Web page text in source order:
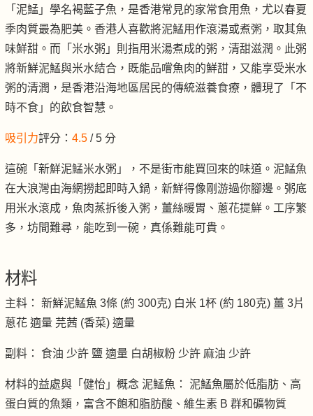
「泥鯭」學名褐藍子魚，是香港常見的家常食用魚，尤以春夏
季肉質最為肥美。香港人喜歡將泥鯭用作滾湯或煮粥，取其魚
味鮮甜。而「米水粥」則指用米湯煮成的粥，清甜滋潤。此粥
將新鮮泥鯭與米水結合，既能品嚐魚肉的鮮甜，又能享受米水
粥的清潤，是香港沿海地區居民的傳統滋養食療，體現了「不
時不食」的飲食智慧。
吸引力評分： 4.5 / 5 分
這碗「新鮮泥鯭米水粥」，不是街市能買回來的味道。泥鯭魚
在大浪灣由海網撈起即時入鍋，新鮮得像剛游過你腳邊。粥底
用米水滾成，魚肉蒸拆後入粥，薑絲暖胃、蔥花提鮮。工序繁
多，坊間難尋，能吃到一碗，真係難能可貴。
材料
主料： 新鮮泥鯭魚 3條 (約 300克) 白米 1杯 (約 180克) 薑 3片
蔥花 適量 芫茜 (香菜) 適量
副料： 食油 少許 鹽 適量 白胡椒粉 少許 麻油 少許
材料的益處與「健怡」概念 泥鯭魚： 泥鯭魚屬於低脂肪、高
蛋白質的魚類，富含不飽和脂肪酸、維生素 B 群和礦物質